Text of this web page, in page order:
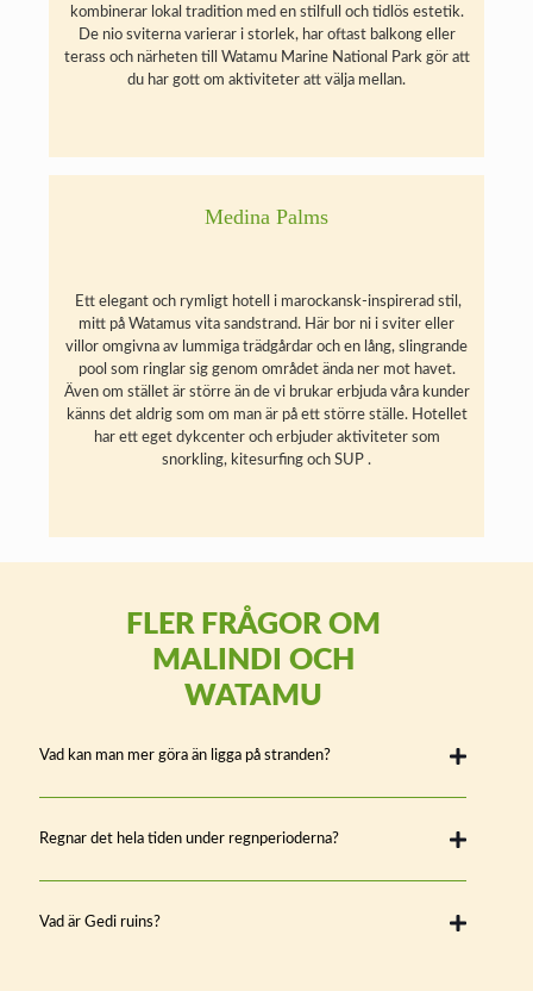
kombinerar lokal tradition med en stilfull och tidlös estetik.
De nio sviterna varierar i storlek, har oftast balkong eller
terass och närheten till Watamu Marine National Park gör att
du har gott om aktiviteter att välja mellan.
Medina Palms
Ett elegant och rymligt hotell i marockansk-inspirerad stil,
mitt på Watamus vita sandstrand. Här bor ni i sviter eller
villor omgivna av lummiga trädgårdar och en lång, slingrande
pool som ringlar sig genom området ända ner mot havet.
Även om stället är större än de vi brukar erbjuda våra kunder
känns det aldrig som om man är på ett större ställe. Hotellet
har ett eget dykcenter och erbjuder aktiviteter som
snorkling, kitesurfing och SUP .
FLER FRÅGOR OM
MALINDI OCH
WATAMU
Vad kan man mer göra än ligga på stranden?
Regnar det hela tiden under regnperioderna?
Vad är Gedi ruins?